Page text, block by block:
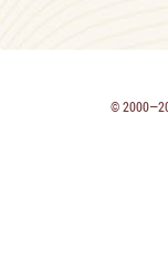
©